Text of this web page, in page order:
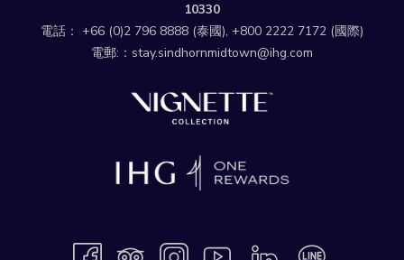
10330
電話： +66 (0)2 796 8888 (泰國), +800 2222 7172 (國際)
電郵:： stay.sindhornmidtown@ihg.com